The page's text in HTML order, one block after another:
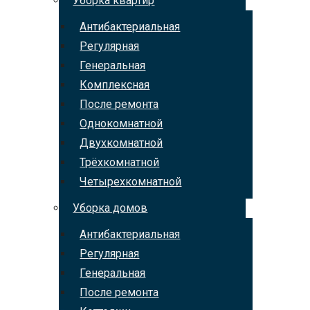
Антибактериальная
Регулярная
Генеральная
Комплексная
После ремонта
Однокомнатной
Двухкомнатной
Трёхкомнатной
Четырехкомнатной
Уборка домов
Антибактериальная
Регулярная
Генеральная
После ремонта